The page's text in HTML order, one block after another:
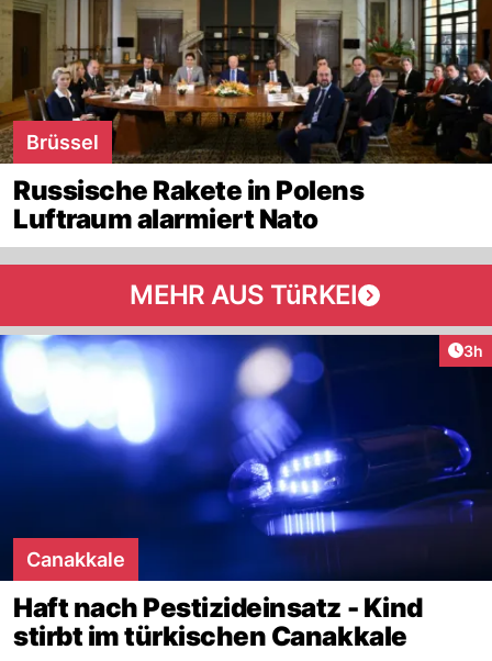
Brüssel
Russische Rakete in Polens
Luftraum alarmiert Nato
MEHR AUS TüRKEI
3h
Canakkale
Haft nach Pestizideinsatz - Kind
stirbt im türkischen Canakkale